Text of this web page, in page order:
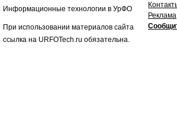
Информационные технологии в УрФО
При использовании материалов сайта
ссылка на URFOTech.ru обязательна.
Реклама